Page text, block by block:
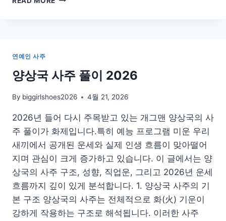
연예인 사주
양상국 사주 풀이 2026
By biggirlshoes2026 4월 21, 2026
2026년 들어 다시 주목받고 있는 개그맨 양상국의 사
주 풀이가 화제입니다.특히 예능 프로그램 미운 우리
새끼에서 공개된 운세와 실제 인생 흐름이 맞아떨어
지며 관심이 크게 증가하고 있습니다. 이 글에서는 양
상국의 사주 구조, 성향, 직업운, 그리고 2026년 운세
흐름까지 깊이 있게 분석합니다. 1. 양상국 사주의 기
본 구조 양상국의 사주는 전체적으로 화(火) 기운이
강하게 작용하는 구조로 해석됩니다. 이러한 사주